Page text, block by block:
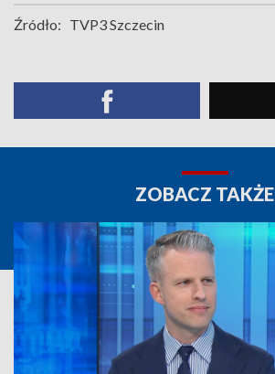
Źródło: TVP3 Szczecin
ZOBACZ TAKŻE